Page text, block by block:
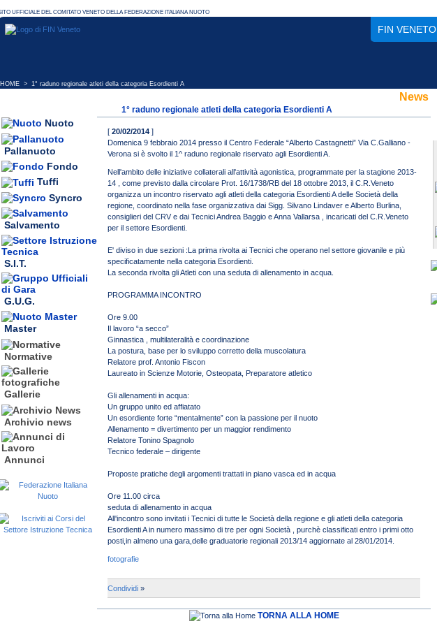
FIN VENETO
HOME > 1° raduno regionale atleti della categoria Esordienti A
Nuoto
Pallanuoto
Fondo
Tuffi
Syncro
Salvamento
S.I.T.
G.U.G.
Master
Normative
Gallerie
Archivio news
Annunci
News
1° raduno regionale atleti della categoria Esordienti A
[ 20/02/2014 ]
Domenica 9 febbraio 2014 presso il Centro Federale “Alberto Castagnetti” Via C.Galliano -
Verona si è svolto il 1^ raduno regionale riservato agli Esordienti A.
Nell'ambito delle iniziative collaterali all'attività agonistica, programmate per la stagione 2013-
14 , come previsto dalla circolare Prot. 16/1738/RB del 18 ottobre 2013, il C.R.Veneto
organizza un incontro riservato agli atleti della categoria Esordienti A delle Società della
regione, coordinato nella fase organizzativa dai Sigg. Silvano Lindaver e Alberto Burlina,
consiglieri del CRV e dai Tecnici Andrea Baggio e Anna Vallarsa , incaricati del C.R.Veneto
per il settore Esordienti.
E' diviso in due sezioni :La prima rivolta ai Tecnici che operano nel settore giovanile e più
specificatamente nella categoria Esordienti.
La seconda rivolta gli Atleti con una seduta di allenamento in acqua.
PROGRAMMA INCONTRO
Ore 9.00
Il lavoro “a secco”
Ginnastica , multilateralità e coordinazione
La postura, base per lo sviluppo corretto della muscolatura
Relatore prof. Antonio Fiscon
Laureato in Scienze Motorie, Osteopata, Preparatore atletico
Gli allenamenti in acqua:
Un gruppo unito ed affiatato
Un esordiente forte “mentalmente” con la passione per il nuoto
Allenamento = divertimento per un maggior rendimento
Relatore Tonino Spagnolo
Tecnico federale – dirigente
Proposte pratiche degli argomenti trattati in piano vasca ed in acqua
Ore 11.00 circa
seduta di allenamento in acqua
All'incontro sono invitati i Tecnici di tutte le Società della regione e gli atleti della categoria
Esordienti A in numero massimo di tre per ogni Società , purchè classificati entro i primi otto
posti,in almeno una gara,delle graduatorie regionali 2013/14 aggiornate al 28/01/2014.
fotografie
Condividi »
TORNA ALLA HOME